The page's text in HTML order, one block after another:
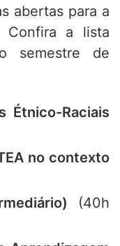
abertas para a
Confira a lista
semestre de
Étnico-Raciais
no contexto
(40h